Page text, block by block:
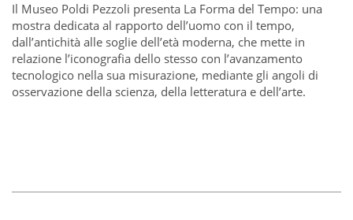
Il Museo Poldi Pezzoli presenta La Forma del Tempo: una
mostra dedicata al rapporto dell’uomo con il tempo,
dall’antichità alle soglie dell’età moderna, che mette in
relazione l’iconografia dello stesso con l’avanzamento
tecnologico nella sua misurazione, mediante gli angoli di
osservazione della scienza, della letteratura e dell’arte.